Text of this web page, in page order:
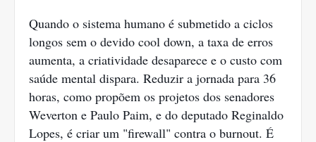
Quando o sistema humano é submetido a ciclos
longos sem o devido cool down, a taxa de erros
aumenta, a criatividade desaparece e o custo com
saúde mental dispara. Reduzir a jornada para 36
horas, como propõem os projetos dos senadores
Weverton e Paulo Paim, e do deputado Reginaldo
Lopes, é criar um "firewall" contra o burnout. É